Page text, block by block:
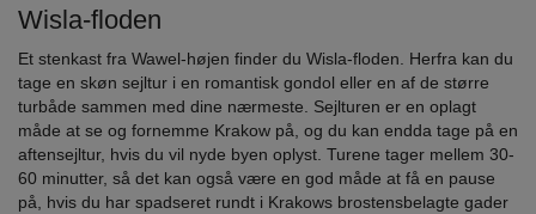
Wisla-floden
Et stenkast fra Wawel-højen finder du Wisla-floden. Herfra kan du
tage en skøn sejltur i en romantisk gondol eller en af de større
turbåde sammen med dine nærmeste. Sejlturen er en oplagt
måde at se og fornemme Krakow på, og du kan endda tage på en
aftensejltur, hvis du vil nyde byen oplyst. Turene tager mellem 30-
60 minutter, så det kan også være en god måde at få en pause
på, hvis du har spadseret rundt i Krakows brostensbelagte gader